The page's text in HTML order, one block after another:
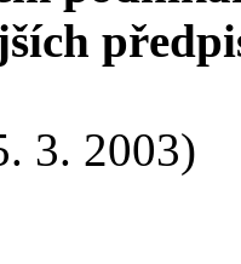
3. 2003)